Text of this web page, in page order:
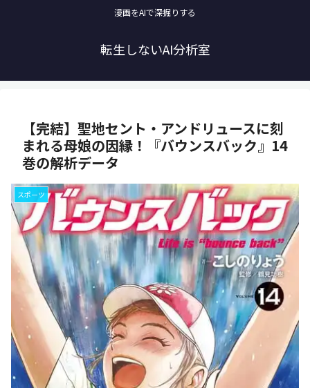
漫画をAIで深掘りする
転生しないAI分析室
【完結】聖地セント・アンドリュースに刻
まれる母娘の因縁！『バウンスバック』14
巻の解析データ
スポーツ